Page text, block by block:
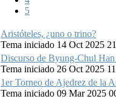
5
Aristóteles, ¿uno o trino?
Tema iniciado 14 Oct 2025
Discurso de Byung-Chul Han
Tema iniciado 26 Oct 2025
1er Torneo de Ajedrez de la
Tema iniciado 09 Mar 2025